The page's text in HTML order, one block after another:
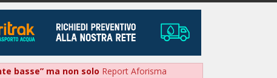
basse” ma non solo Report Aforisma